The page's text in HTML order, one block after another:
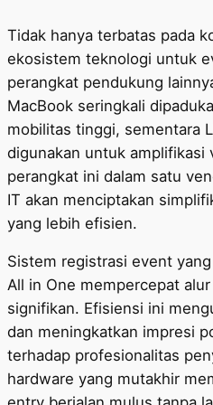
Tidak hanya terbatas pada
ekosistem teknologi untuk
perangkat pendukung
MacBook seringkali
mobilitas tinggi, sementara
digunakan untuk amplifikasi
perangkat ini dalam satu
IT akan menciptakan
yang lebih efisien.
Sistem registrasi event
All in One mempercepat
signifikan. Efisiensi ini
dan meningkatkan impresi
terhadap profesionalitas
hardware yang mutakhir